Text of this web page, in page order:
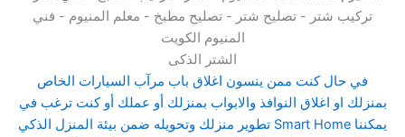
الشتر الذكى
في حال كنت ممن ينسون اغلاق باب مرآب السيارات الخاص
بمنزلك او اغلاق النوافذ والابواب بمنزلك أو عملك أو كنت ترغب في
تطوير منزلك وتحويله ضمن بيئة المنزل الذكي Smart Home يمكننا